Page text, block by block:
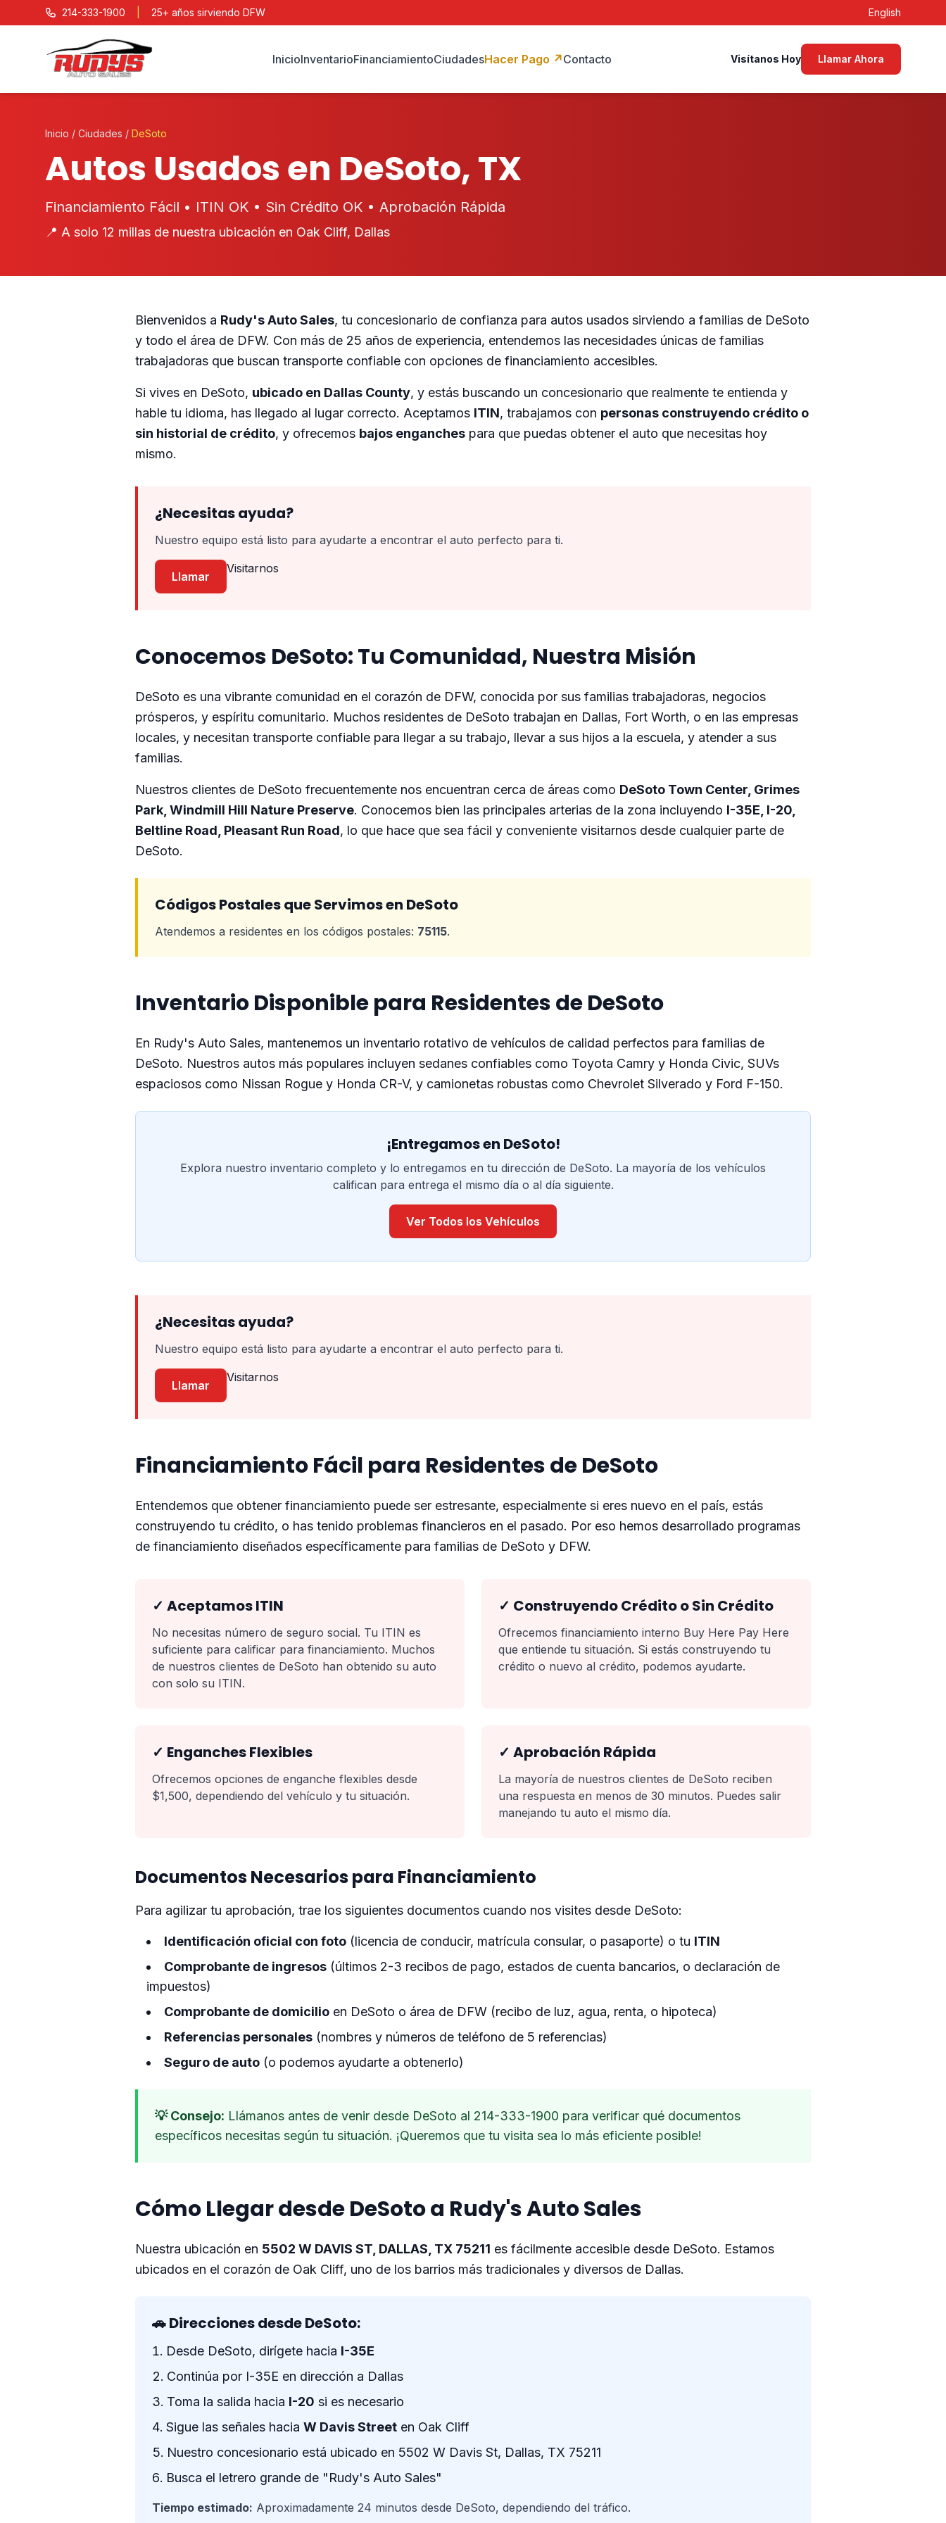
214-333-1900 25+ años sirviendo DFW English
InicioInventarioFinanciamientoCiudadesHacer Pago ↗Contacto Visítanos Hoy Llamar Ahora
Inicio / Ciudades / DeSoto
Autos Usados en DeSoto, TX
Financiamiento Fácil • ITIN OK • Sin Crédito OK • Aprobación Rápida
📍 A solo 12 millas de nuestra ubicación en Oak Cliff, Dallas
Bienvenidos a Rudy's Auto Sales, tu concesionario de confianza para autos usados sirviendo a familias de DeSoto
y todo el área de DFW. Con más de 25 años de experiencia, entendemos las necesidades únicas de familias
trabajadoras que buscan transporte confiable con opciones de financiamiento accesibles.
Si vives en DeSoto, ubicado en Dallas County, y estás buscando un concesionario que realmente te entienda y
hable tu idioma, has llegado al lugar correcto. Aceptamos ITIN, trabajamos con personas construyendo crédito o
sin historial de crédito, y ofrecemos bajos enganches para que puedas obtener el auto que necesitas hoy
mismo.
¿Necesitas ayuda?
Nuestro equipo está listo para ayudarte a encontrar el auto perfecto para ti.
Llamar
Visitarnos
Conocemos DeSoto: Tu Comunidad, Nuestra Misión
DeSoto es una vibrante comunidad en el corazón de DFW, conocida por sus familias trabajadoras, negocios
prósperos, y espíritu comunitario. Muchos residentes de DeSoto trabajan en Dallas, Fort Worth, o en las empresas
locales, y necesitan transporte confiable para llegar a su trabajo, llevar a sus hijos a la escuela, y atender a sus
familias.
Nuestros clientes de DeSoto frecuentemente nos encuentran cerca de áreas como DeSoto Town Center, Grimes
Park, Windmill Hill Nature Preserve. Conocemos bien las principales arterias de la zona incluyendo I-35E, I-20,
Beltline Road, Pleasant Run Road, lo que hace que sea fácil y conveniente visitarnos desde cualquier parte de
DeSoto.
Códigos Postales que Servimos en DeSoto
Atendemos a residentes en los códigos postales: 75115.
Inventario Disponible para Residentes de DeSoto
En Rudy's Auto Sales, mantenemos un inventario rotativo de vehículos de calidad perfectos para familias de
DeSoto. Nuestros autos más populares incluyen sedanes confiables como Toyota Camry y Honda Civic, SUVs
espaciosos como Nissan Rogue y Honda CR-V, y camionetas robustas como Chevrolet Silverado y Ford F-150.
¡Entregamos en DeSoto!
Explora nuestro inventario completo y lo entregamos en tu dirección de DeSoto. La mayoría de los vehículos
califican para entrega el mismo día o al día siguiente.
Ver Todos los Vehículos
¿Necesitas ayuda?
Nuestro equipo está listo para ayudarte a encontrar el auto perfecto para ti.
Llamar
Visitarnos
Financiamiento Fácil para Residentes de DeSoto
Entendemos que obtener financiamiento puede ser estresante, especialmente si eres nuevo en el país, estás
construyendo tu crédito, o has tenido problemas financieros en el pasado. Por eso hemos desarrollado programas
de financiamiento diseñados específicamente para familias de DeSoto y DFW.
✓ Aceptamos ITIN
No necesitas número de seguro social. Tu ITIN es
suficiente para calificar para financiamiento. Muchos
de nuestros clientes de DeSoto han obtenido su auto
con solo su ITIN.
✓ Construyendo Crédito o Sin Crédito
Ofrecemos financiamiento interno Buy Here Pay Here
que entiende tu situación. Si estás construyendo tu
crédito o nuevo al crédito, podemos ayudarte.
✓ Enganches Flexibles
Ofrecemos opciones de enganche flexibles desde
$1,500, dependiendo del vehículo y tu situación.
✓ Aprobación Rápida
La mayoría de nuestros clientes de DeSoto reciben
una respuesta en menos de 30 minutos. Puedes salir
manejando tu auto el mismo día.
Documentos Necesarios para Financiamiento
Para agilizar tu aprobación, trae los siguientes documentos cuando nos visites desde DeSoto:
Identificación oficial con foto (licencia de conducir, matrícula consular, o pasaporte) o tu ITIN
Comprobante de ingresos (últimos 2-3 recibos de pago, estados de cuenta bancarios, o declaración de
impuestos)
Comprobante de domicilio en DeSoto o área de DFW (recibo de luz, agua, renta, o hipoteca)
Referencias personales (nombres y números de teléfono de 5 referencias)
Seguro de auto (o podemos ayudarte a obtenerlo)
💡 Consejo: Llámanos antes de venir desde DeSoto al 214-333-1900 para verificar qué documentos
específicos necesitas según tu situación. ¡Queremos que tu visita sea lo más eficiente posible!
Cómo Llegar desde DeSoto a Rudy's Auto Sales
Nuestra ubicación en 5502 W DAVIS ST, DALLAS, TX 75211 es fácilmente accesible desde DeSoto. Estamos
ubicados en el corazón de Oak Cliff, uno de los barrios más tradicionales y diversos de Dallas.
🚗 Direcciones desde DeSoto:
Desde DeSoto, dirígete hacia I-35E
Continúa por I-35E en dirección a Dallas
Toma la salida hacia I-20 si es necesario
Sigue las señales hacia W Davis Street en Oak Cliff
Nuestro concesionario está ubicado en 5502 W Davis St, Dallas, TX 75211
Busca el letrero grande de "Rudy's Auto Sales"
Tiempo estimado: Aproximadamente 24 minutos desde DeSoto, dependiendo del tráfico.